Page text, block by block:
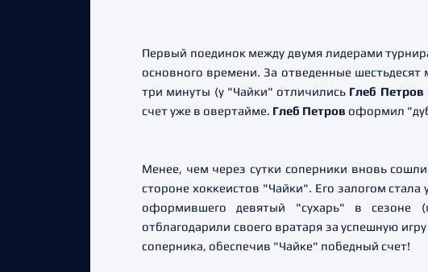
Первый поединок между двумя лидерами
основного времени. За отведенные
три минуты (у "Чайки" отличились Глеб Петров
счет уже в овертайме. Глеб Петров оформил
Менее, чем через сутки соперники вновь
стороне хоккеистов "Чайки". Его залогом стала
оформившего девятый "сухарь" в сезоне
отблагодарили своего вратаря за успешную
соперника, обеспечив "Чайке" победный счет!